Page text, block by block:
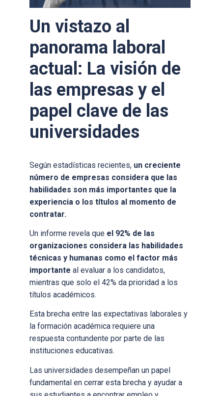
Un vistazo al
panorama laboral
actual: La visión de
las empresas y el
papel clave de las
universidades
Según estadísticas recientes, un creciente
número de empresas considera que las
habilidades son más importantes que la
experiencia o los títulos al momento de
contratar.
Un informe revela que el 92% de las
organizaciones considera las habilidades
técnicas y humanas como el factor más
importante al evaluar a los candidatos,
mientras que solo el 42% da prioridad a los
títulos académicos.
Esta brecha entre las expectativas laborales y
la formación académica requiere una
respuesta contundente por parte de las
instituciones educativas.
Las universidades desempeñan un papel
fundamental en cerrar esta brecha y ayudar a